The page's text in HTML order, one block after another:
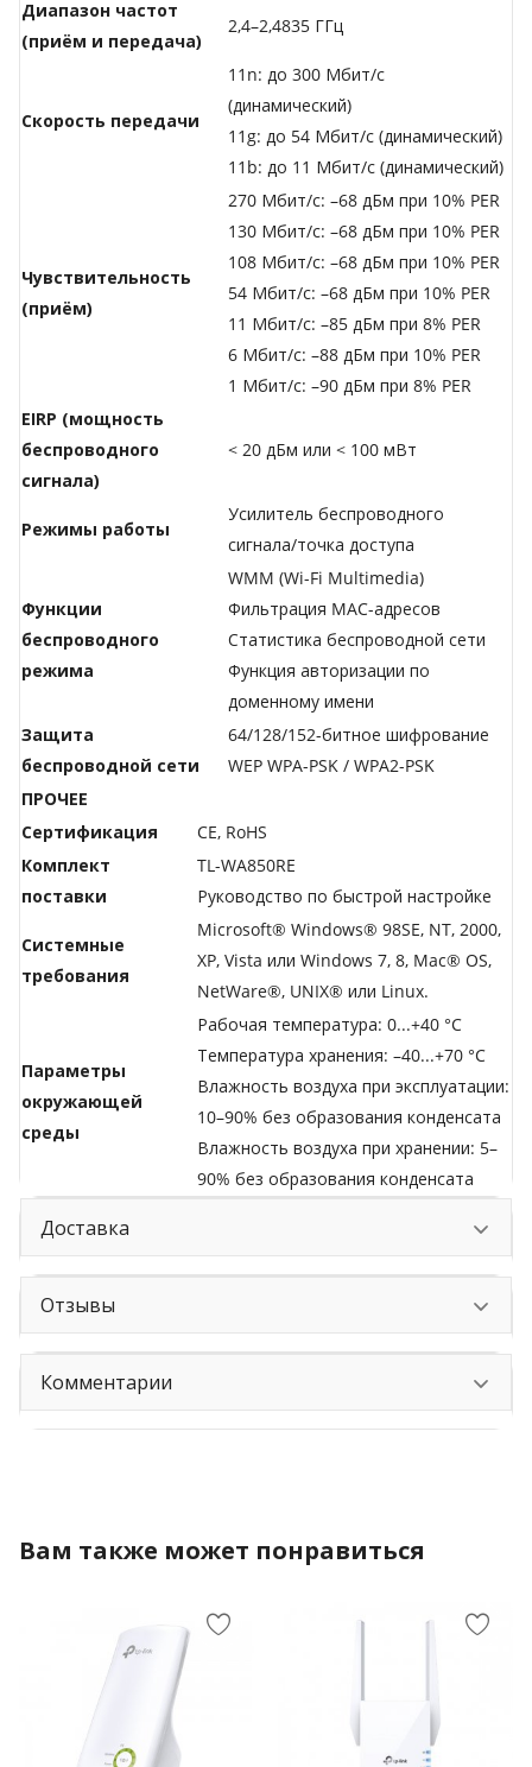
Диапазон частот
(приём и передача)
2,4–2,4835 ГГц
Скороcть передачи
11n: до 300 Мбит/с
(динамический)
11g: до 54 Мбит/с (динамический)
11b: до 11 Мбит/с (динамический)
Чувствительность
(приём)
270 Мбит/с: –68 дБм при 10% PER
130 Мбит/с: –68 дБм при 10% PER
108 Мбит/с: –68 дБм при 10% PER
54 Мбит/с: –68 дБм при 10% PER
11 Мбит/с: –85 дБм при 8% PER
6 Мбит/с: –88 дБм при 10% PER
1 Мбит/с: –90 дБм при 8% PER
EIRP (мощность
беспроводного
сигнала)
< 20 дБм или < 100 мВт
Режимы работы
Усилитель беспроводного
сигнала/точка доступа
Функции
беспроводного
режима
WMM (Wi-Fi Multimedia)
Фильтрация MAC-адресов
Статистика беспроводной сети
Функция авторизации по
доменному имени
Защита
беспроводной сети
64/128/152-битное шифрование
WEP WPA-PSK / WPA2-PSK
ПРОЧЕЕ
Сертификация
CE, RoHS
Комплект
поставки
TL-WA850RE
Руководство по быстрой настройке
Системные
требования
Microsoft® Windows® 98SE, NT, 2000,
XP, Vista или Windows 7, 8, Mac® OS,
NetWare®, UNIX® или Linux.
Параметры
окружающей
среды
Рабочая температура: 0...+40 °C
Температура хранения: –40...+70 °C
Влажность воздуха при эксплуатации:
10–90% без образования конденсата
Влажность воздуха при хранении: 5–
90% без образования конденсата
Доставка
Отзывы
Комментарии
Вам также может понравиться